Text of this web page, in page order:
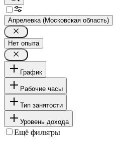
Апрелевка (Московская область)
Нет опыта
График
Рабочие часы
Тип занятости
Уровень дохода
Ещё фильтры